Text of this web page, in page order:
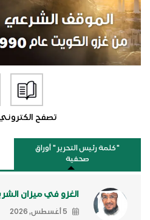
تصفح
"كلمة رئيس التحرير " أوراق
صحفية
الغزو في ميزان
5 أغسطس, 2026